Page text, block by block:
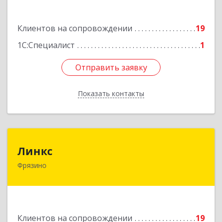
Клиентов на сопровождении
19
1С:Специалист
1
Отправить заявку
Показать контакты
Подробнее
Отправить заявку
Назад
Линкс
Фрязино
Клиентов на сопровождении
19
141190, Московская обл, Фрязино г, Заводской